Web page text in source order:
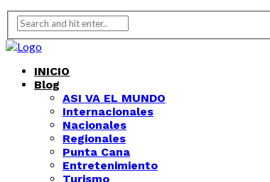
INICIO
Blog
ASI VA EL MUNDO
Internacionales
Nacionales
Regionales
Punta Cana
Entretenimiento
Turismo